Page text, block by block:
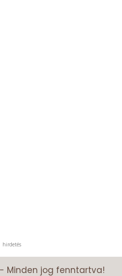
hirdetés
Minden jog fenntartva!